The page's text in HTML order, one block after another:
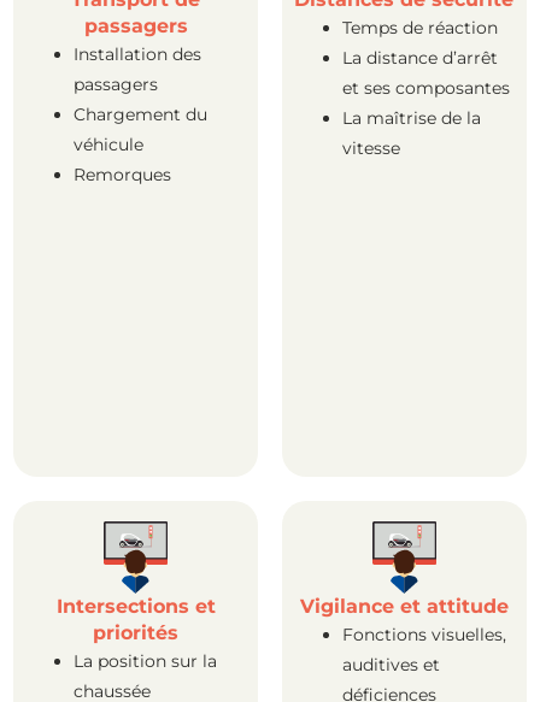
passagers
Installation des
passagers
Chargement du
véhicule
Remorques
Temps de réaction
La distance d’arrêt
et ses composantes
La maîtrise de la
vitesse
Intersections et
priorités
La position sur la
chaussée
Vigilance et attitude
Fonctions visuelles,
auditives et
déficiences